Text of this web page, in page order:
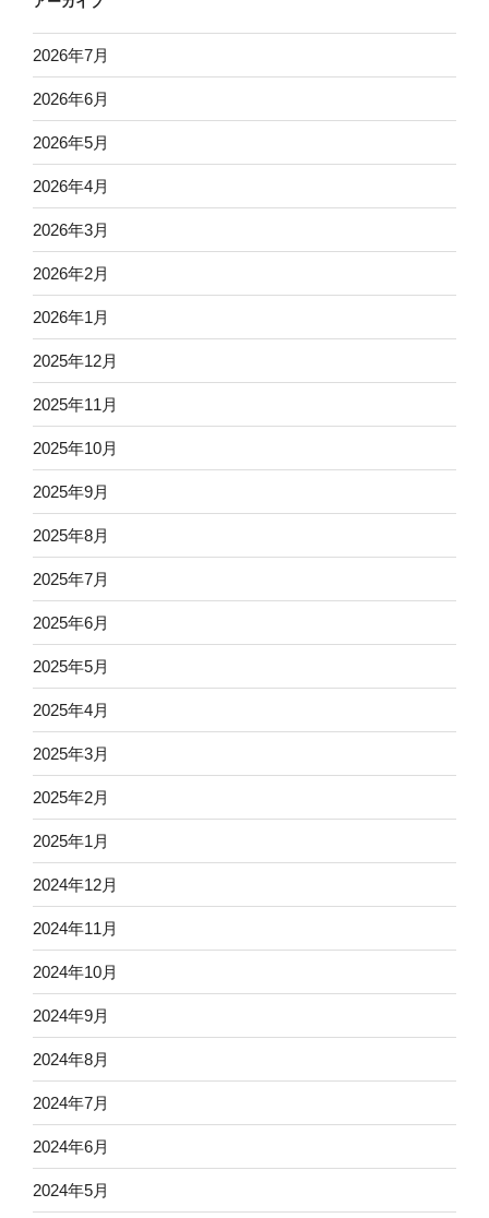
2026年7月
2026年6月
2026年5月
2026年4月
2026年3月
2026年2月
2026年1月
2025年12月
2025年11月
2025年10月
2025年9月
2025年8月
2025年7月
2025年6月
2025年5月
2025年4月
2025年3月
2025年2月
2025年1月
2024年12月
2024年11月
2024年10月
2024年9月
2024年8月
2024年7月
2024年6月
2024年5月